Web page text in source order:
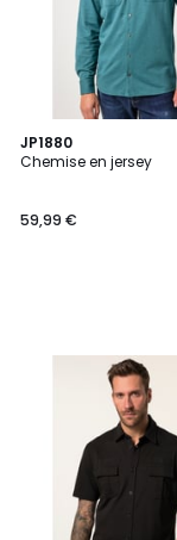
JP1880
Chemise en jersey
59,99 €